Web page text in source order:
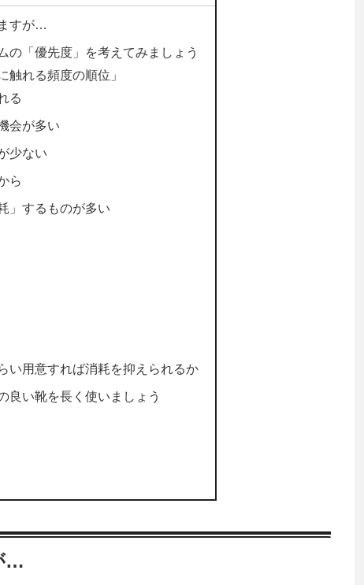
すが…
の「優先度」を考えてみましょう
触れる頻度の順位」
る
会が多い
少ない
ら
」するものが多い
い用意すれば消耗を抑えられるか
良い靴を長く使いましょう
…